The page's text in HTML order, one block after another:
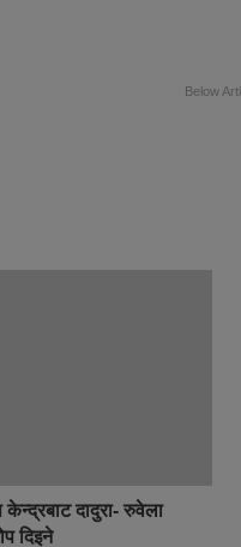
Below
केन्द्रबाट दादुरा- रुवेला
दिइने